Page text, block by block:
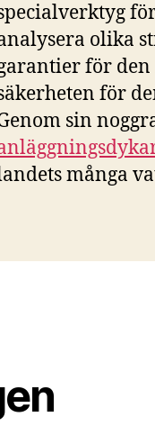
olika
för
för
sin
många